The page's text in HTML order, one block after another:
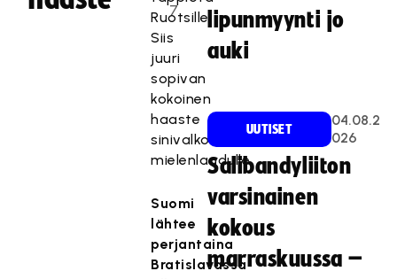
7
Ruotsille.
Siis
juuri
sopivan
kokoinen
haaste
sinivalkoiselle
mielenlaadulle.
Suomi
lähtee
perjantaina
Bratislavassa
lipunmyynti jo
auki
UUTISET
04.08.2
026
Salibandyliiton
varsinainen
kokous
marraskuussa –